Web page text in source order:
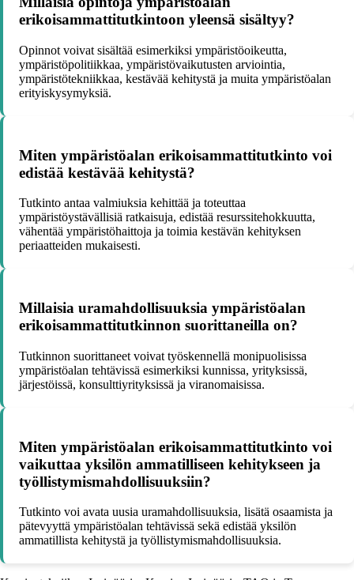
erikoisammattitutkintoon yleensä sisältyy?
Opinnot voivat sisältää esimerkiksi ympäristöoikeutta,
ympäristöpolitiikkaa, ympäristövaikutusten arviointia,
ympäristötekniikkaa, kestävää kehitystä ja muita ympäristöalan
erityiskysymyksiä.
Miten ympäristöalan erikoisammattitutkinto voi
edistää kestävää kehitystä?
Tutkinto antaa valmiuksia kehittää ja toteuttaa
ympäristöystävällisiä ratkaisuja, edistää resurssitehokkuutta,
vähentää ympäristöhaittoja ja toimia kestävän kehityksen
periaatteiden mukaisesti.
Millaisia uramahdollisuuksia ympäristöalan
erikoisammattitutkinnon suorittaneilla on?
Tutkinnon suorittaneet voivat työskennellä monipuolisissa
ympäristöalan tehtävissä esimerkiksi kunnissa, yrityksissä,
järjestöissä, konsulttiyrityksissä ja viranomaisissa.
Miten ympäristöalan erikoisammattitutkinto voi
vaikuttaa yksilön ammatilliseen kehitykseen ja
työllistymismahdollisuuksiin?
Tutkinto voi avata uusia uramahdollisuuksia, lisätä osaamista ja
pätevyyttä ympäristöalan tehtävissä sekä edistää yksilön
ammatillista kehitystä ja työllistymismahdollisuuksia.